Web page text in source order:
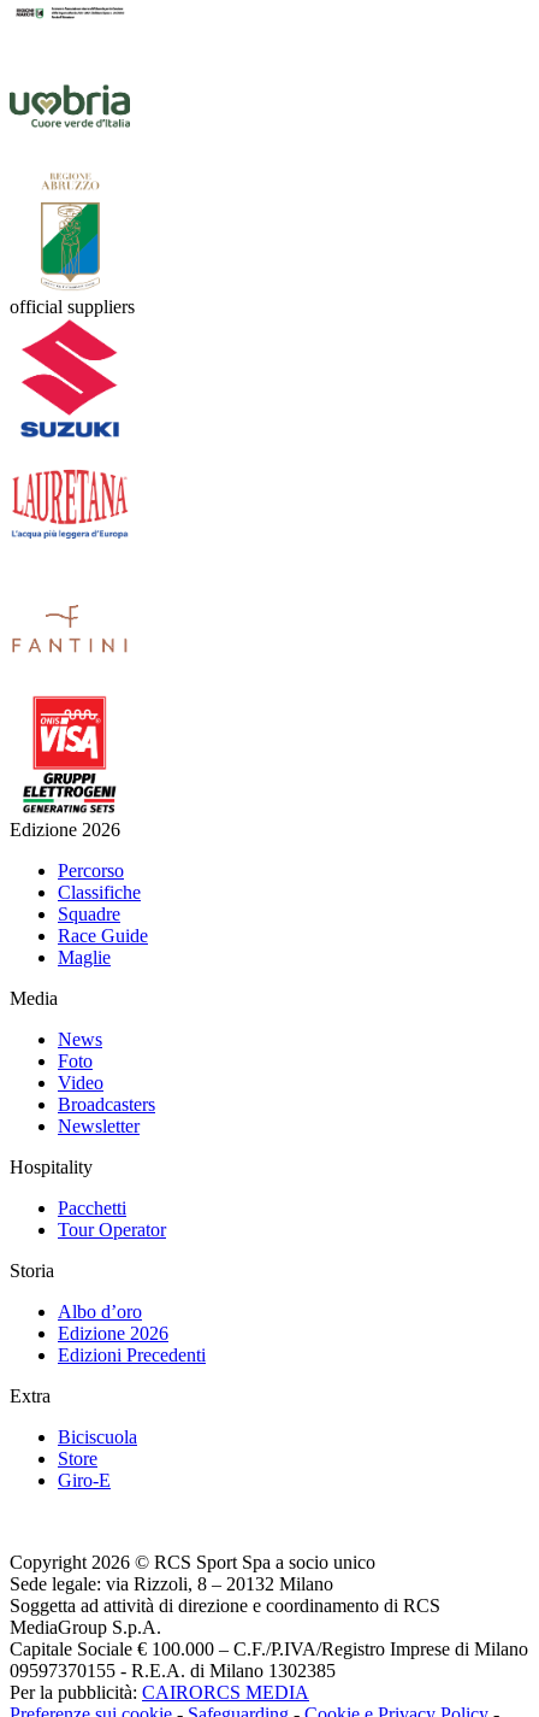
official suppliers
Edizione 2026
Percorso
Classifiche
Squadre
Race Guide
Maglie
Media
News
Foto
Video
Broadcasters
Newsletter
Hospitality
Pacchetti
Tour Operator
Storia
Albo d’oro
Edizione 2026
Edizioni Precedenti
Extra
Biciscuola
Store
Giro-E
Copyright 2026 © RCS Sport Spa a socio unico
Sede legale: via Rizzoli, 8 – 20132 Milano
Soggetta ad attività di direzione e coordinamento di RCS
MediaGroup S.p.A.
Capitale Sociale € 100.000 – C.F./P.IVA/Registro Imprese di Milano
09597370155 - R.E.A. di Milano 1302385
Per la pubblicità: CAIRORCS MEDIA